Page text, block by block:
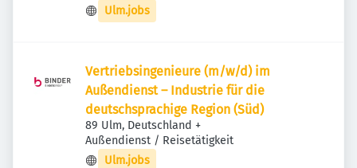
Deutschland
Ulm.jobs
Vertriebsingenieure (m/w/d) im
Außendienst – Industrie für die
deutschsprachige Region (Süd)
89 Ulm, Deutschland +
Außendienst / Reisetätigkeit
Ulm.jobs